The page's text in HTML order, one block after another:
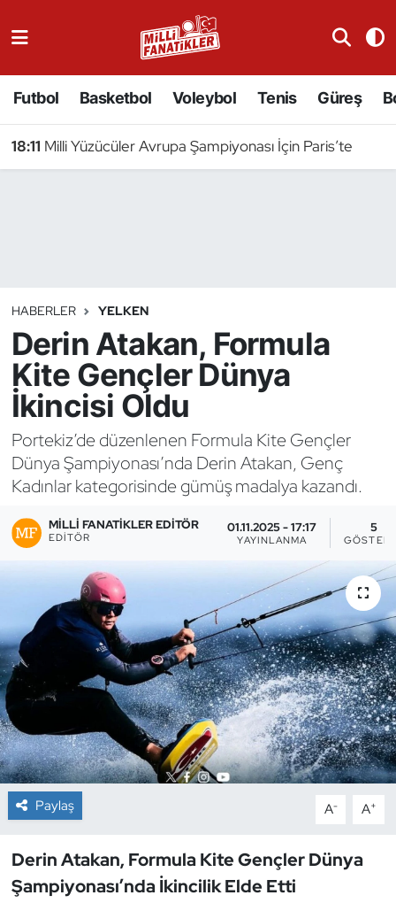
Futbol Basketbol Voleybol Tenis Güreş
18:11 Milli Yüzücüler Avrupa Şampiyonası İçin Paris’te
HABERLER YELKEN
Derin Atakan, Formula
Kite Gençler Dünya
İkincisi Oldu
Portekiz’de düzenlenen Formula Kite Gençler
Dünya Şampiyonası’nda Derin Atakan, Genç
Kadınlar kategorisinde gümüş madalya kazandı.
MILLI FANATIKLER EDITÖR
EDITÖR
01.11.2025 - 17:17
YAYINLANMA
5
Paylaş A- A+
Derin Atakan, Formula Kite Gençler Dünya
Şampiyonası’nda İkincilik Elde Etti
Badminton
Binicilik
Bisiklet
Boks
Briç
Buz Hokeyi
Buz Pateni
Çim Hokeyi
Cimnastik
Curling
Dağcılık
Dövüş Sanatı